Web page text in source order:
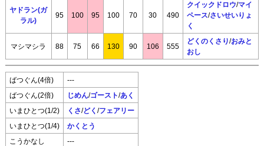
ヤドラン(ガ
ラル)
95 100 95 100 70 30 490
クイックドロウ/マイ
ペース/さいせいりょ
く
マシマシラ 88 75 66 130 90 106 555
どくのくさり/おみと
おし
ばつぐん(4倍) ---
ばつぐん(2倍) じめん/ゴースト/あく
いまひとつ(1/2) くさ/どく /フェアリー
いまひとつ(1/4) かくとう
こうかなし ---